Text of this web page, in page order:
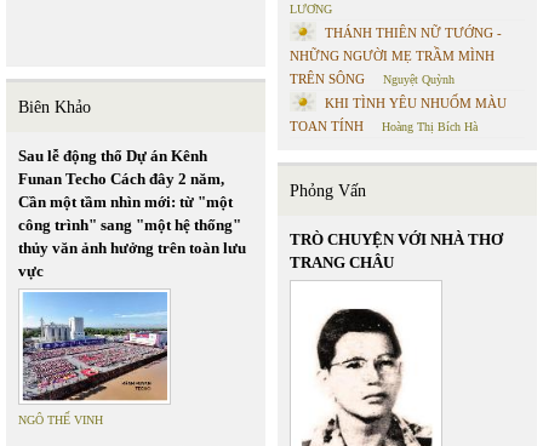
Biên Khảo
Sau lễ động thổ Dự án Kênh
Funan Techo Cách đây 2 năm,
Cần một tầm nhìn mới: từ "một
công trình" sang "một hệ thống"
thủy văn ảnh hưởng trên toàn lưu
vực
NGÔ THẾ VINH
LƯƠNG
THÁNH THIÊN NỮ TƯỚNG -
NHỮNG NGƯỜI MẸ TRẦM MÌNH
TRÊN SÔNG
Nguyệt Quỳnh
KHI TÌNH YÊU NHUỐM MÀU
TOAN TÍNH
Hoàng Thị Bích Hà
Phỏng Vấn
TRÒ CHUYỆN VỚI NHÀ THƠ
TRANG CHÂU